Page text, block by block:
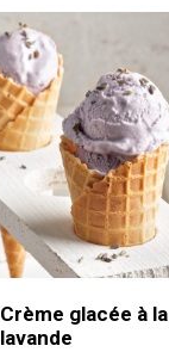
Crème glacée à la
lavande